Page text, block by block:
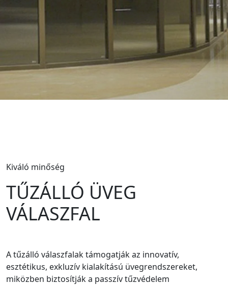
Kiváló minőség
TŰZÁLLÓ ÜVEG
VÁLASZFAL
A tűzálló válaszfalak támogatják az innovatív,
esztétikus, exkluzív kialakítású üvegrendszereket,
miközben biztosítják a passzív tűzvédelem